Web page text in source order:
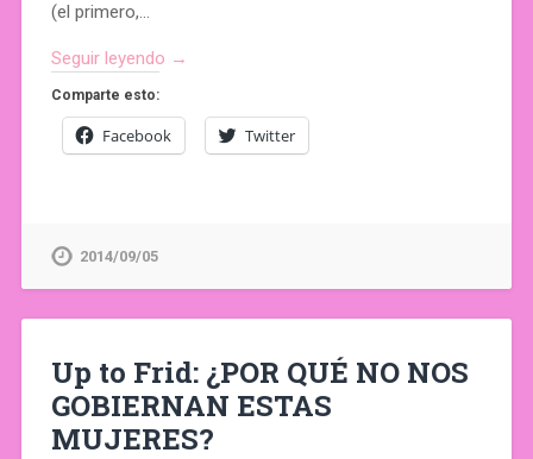
(el primero,…
Seguir leyendo →
Comparte esto:
Facebook Twitter
2014/09/05
Up to Frid: ¿POR QUÉ NO NOS
GOBIERNAN ESTAS
MUJERES?